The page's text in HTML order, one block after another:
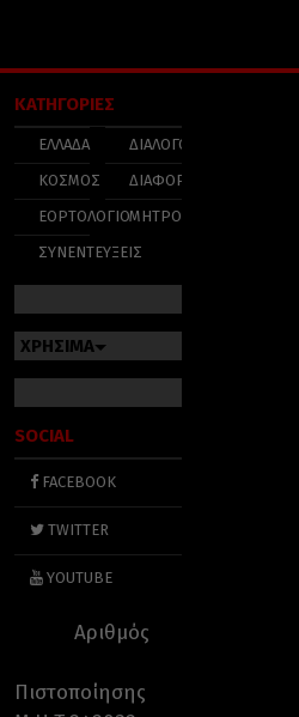
ΚΑΤΗΓΟΡΙΕΣ
ΕΛΛΑΔΑ
ΚΟΣΜΟΣ
ΕΟΡΤΟΛΟΓΙΟ
ΣΥΝΕΝΤΕΥΞΕΙΣ
ΔΙΑΛΟΓΟΣ
ΔΙΑΦΟΡΑ
ΜΗΤΡΟΠΟΛΕΙΣ
ΧΡΗΣΙΜΑ
SOCIAL
FACEBOOK
TWITTER
YOUTUBE
Αριθμός
Πιστοποίησης